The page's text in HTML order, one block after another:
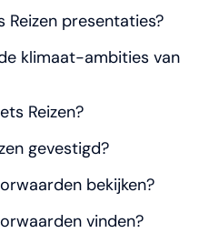
Reizen presentaties?
klimaat-ambities van
Reizen?
gevestigd?
bekijken?
vinden?